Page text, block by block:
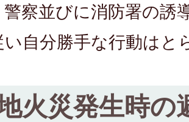
警察並びに消防署の誘
い自分勝手な行動はと
火災発生時の